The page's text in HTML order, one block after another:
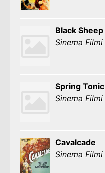
Black Sheep
Sinema Filmi
Spring Tonic
Sinema Filmi
Cavalcade
Sinema Filmi